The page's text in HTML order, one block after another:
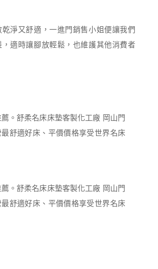
乾淨又舒適，一進門銷售小姐便讓我們
適時讓腳放輕鬆，也維護其他消費者